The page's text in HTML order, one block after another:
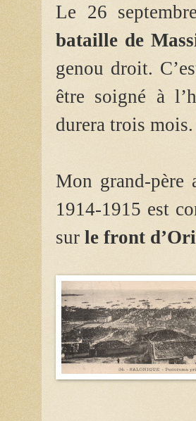
Le 26
bataille de
genou droit.
être soigné à
durera trois
Mon grand-père
1914-1915 est
sur le front